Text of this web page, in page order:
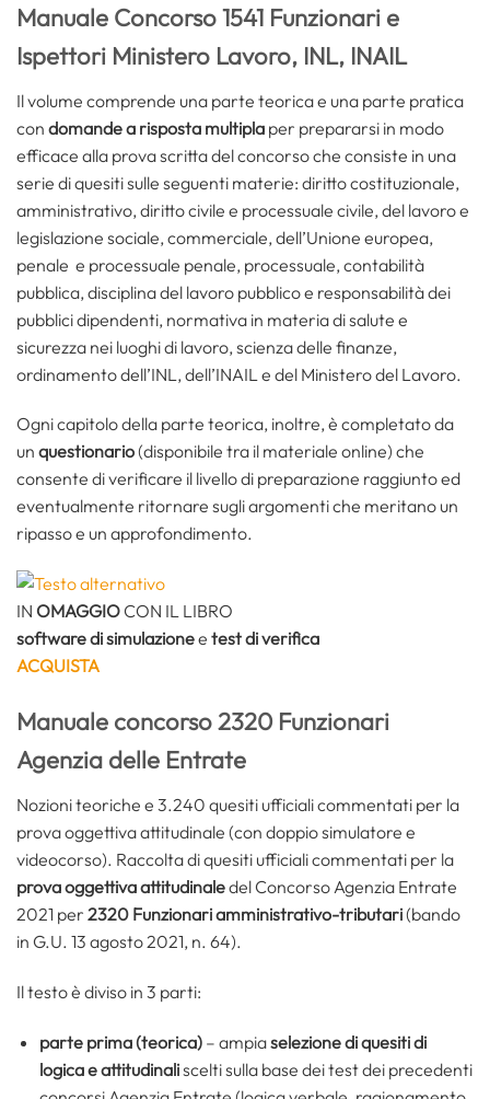
Manuale Concorso 1541 Funzionari e
Ispettori Ministero Lavoro, INL, INAIL
Il volume comprende una parte teorica e una parte pratica
con domande a risposta multipla per prepararsi in modo
efficace alla prova scritta del concorso che consiste in una
serie di quesiti sulle seguenti materie: diritto costituzionale,
amministrativo, diritto civile e processuale civile, del lavoro e
legislazione sociale, commerciale, dell’Unione europea,
penale e processuale penale, processuale, contabilità
pubblica, disciplina del lavoro pubblico e responsabilità dei
pubblici dipendenti, normativa in materia di salute e
sicurezza nei luoghi di lavoro, scienza delle finanze,
ordinamento dell’INL, dell’INAIL e del Ministero del Lavoro.
Ogni capitolo della parte teorica, inoltre, è completato da
un questionario(disponibile tra il materiale online) che
consente di verificare il livello di preparazione raggiunto ed
eventualmente ritornare sugli argomenti che meritano un
ripasso e un approfondimento.
IN OMAGGIOCON IL LIBRO
software di simulazionee test di verifica
ACQUISTA
Manuale concorso 2320 Funzionari
Agenzia delle Entrate
Nozioni teoriche e 3.240 quesiti ufficiali commentati per la
prova oggettiva attitudinale (con doppio simulatore e
videocorso). Raccolta di quesiti ufficiali commentati per la
prova oggettiva attitudinaledel Concorso Agenzia Entrate
2021 per 2320 Funzionari amministrativo-tributari(bando
in G.U. 13 agosto 2021, n. 64).
Il testo è diviso in 3 parti:
parte prima (teorica)– ampiaselezione di quesiti di
logica e attitudinaliscelti sulla base dei test dei precedenti